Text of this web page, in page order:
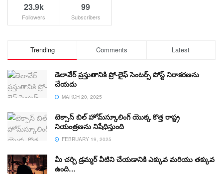
23.9k
Followers
99
Subscribers
Trending Comments Latest
డెలావేర్ ప్రస్తుతానికి ప్రో-లైఫ్ సెంటర్స్ పోస్ట్ నిరాకరణను
చేయదు
MARCH 20, 2025
టెక్సాస్ బిల్ హోమ్‌స్కూలింగ్ యొక్క కొత్త రాష్ట్ర
నియంత్రణను నిషేధిస్తుంది
FEBRUARY 19, 2025
మీ చర్చి డ్రమ్మర్ వీటిని చేయడానికి ఎక్కువ మరియు తక్కువ
ఉంది…